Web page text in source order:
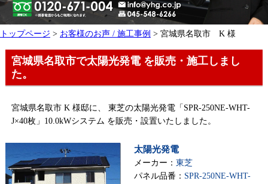
トップページ > お客様のお声 / 施工事例 > 宮城県名取市 K 様
宮城県名取市で太陽光発電 を販売・施工しまし
た。
宮城県名取市 K 様邸に、 東芝の太陽光発電「SPR-250NE-WHT-
J×40枚」10.0kWシステム を販売・設置いたしました。
太陽光発電
メーカー： 東芝
パネル品番： SPR-250NE-WHT-